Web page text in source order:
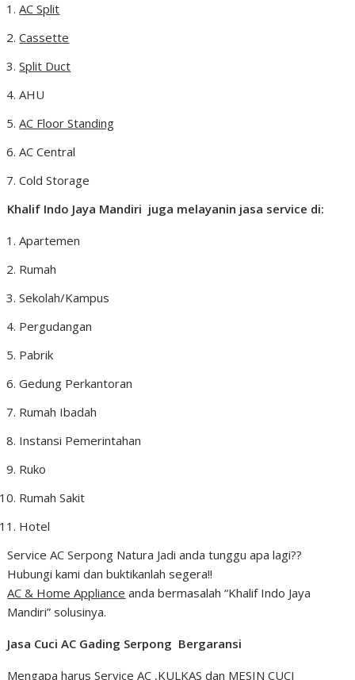
AC Split
Cassette
Split Duct
AHU
AC Floor Standing
AC Central
Cold Storage
Khalif Indo Jaya Mandiri juga melayanin jasa service di:
Apartemen
Rumah
Sekolah/Kampus
Pergudangan
Pabrik
Gedung Perkantoran
Rumah Ibadah
Instansi Pemerintahan
Ruko
Rumah Sakit
Hotel
Service AC Serpong Natura Jadi anda tunggu apa lagi??
Hubungi kami dan buktikanlah segera!!
AC & Home Appliance anda bermasalah “Khalif Indo Jaya
Mandiri” solusinya.
Jasa Cuci AC Gading Serpong Bergaransi
Mengapa harus Service AC ,KULKAS dan MESIN CUCI